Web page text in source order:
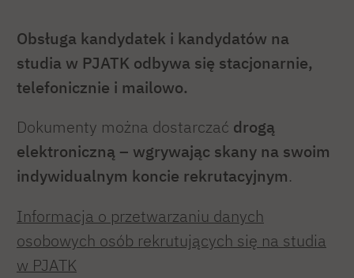
Obsługa kandydatek i kandydatów na
studia w PJATK odbywa się stacjonarnie,
telefonicznie i mailowo.
Dokumenty można dostarczać drogą
elektroniczną – wgrywając skany na swoim
indywidualnym koncie rekrutacyjnym.
Informacja o przetwarzaniu danych
osobowych osób rekrutujących się na studia
w PJATK